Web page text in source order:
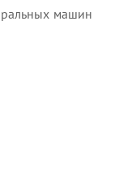
машин